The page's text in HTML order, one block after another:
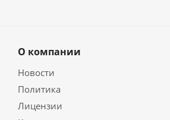
О компании
Новости
Политика
Лицензии